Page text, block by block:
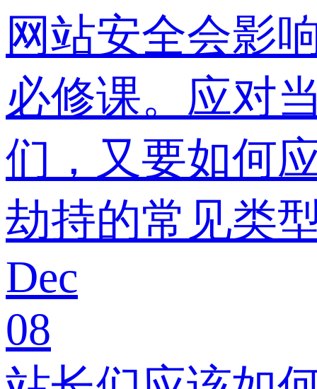
网站安全会影
必修课。应对
们，又要如何
劫持的常见类
Dec
08